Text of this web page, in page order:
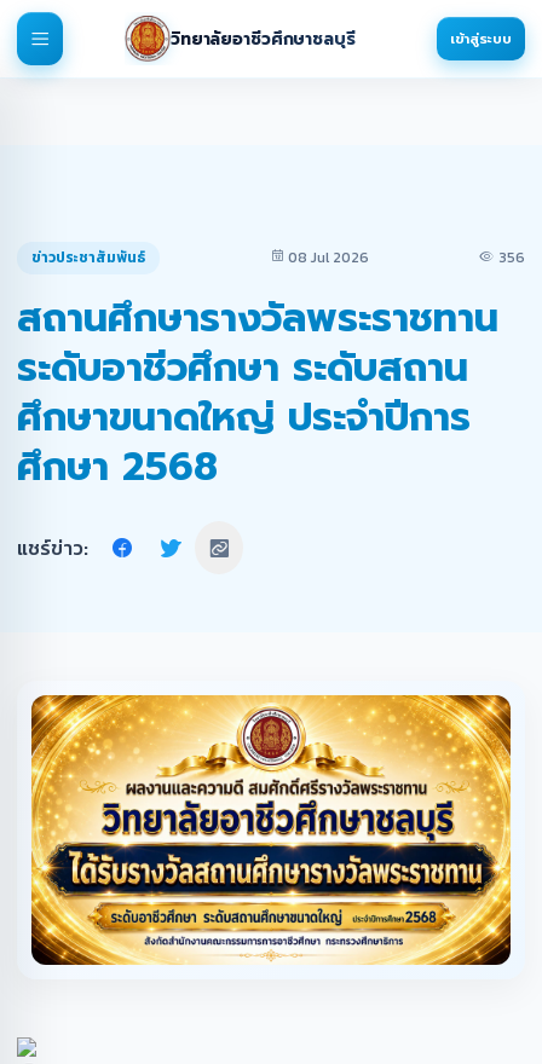
วิทยาลัยอาชีวศึกษาชลบุรี เข้าสู่ระบบ
ข่าวประชาสัมพันธ์ 08 Jul 2026 356
สถานศึกษารางวัลพระราชทาน
ระดับอาชีวศึกษา ระดับสถาน
ศึกษาขนาดใหญ่ ประจำปีการ
ศึกษา 2568
แชร์ข่าว: